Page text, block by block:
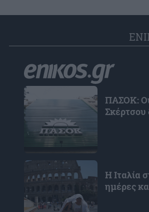
ΠΑΣΟΚ: Οι
Σκέρτσου
Η Ιταλία
ημέρες